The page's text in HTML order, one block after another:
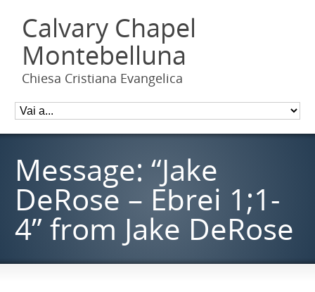
Calvary Chapel
Montebelluna
Chiesa Cristiana Evangelica
Message: “Jake
DeRose – Ebrei 1;1-
4” from Jake DeRose